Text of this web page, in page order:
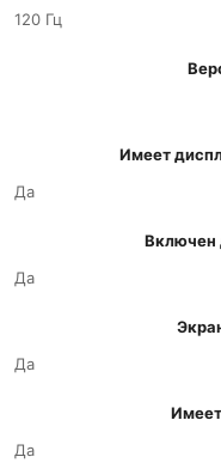
120 Гц
Имеет
Да
Включен
Да
Да
Да